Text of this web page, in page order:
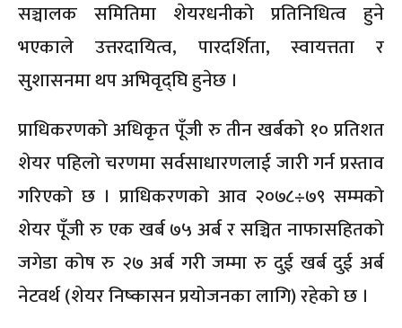
सञ्चालक समितिमा शेयरधनीको प्रतिनिधित्व हुने
भएकाले उत्तरदायित्व, पारदर्शिता, स्वायत्तता र
सुशासनमा थप अभिवृद्घि हुनेछ ।
प्राधिकरणको अधिकृत पूँजी रु तीन खर्बको १० प्रतिशत
शेयर पहिलो चरणमा सर्वसाधारणलाई जारी गर्न प्रस्ताव
गरिएको छ । प्राधिकरणको आव २०७८÷७९ सम्मको
शेयर पूँजी रु एक खर्ब ७५ अर्ब र सञ्चित नाफासहितको
जगेडा कोष रु २७ अर्ब गरी जम्मा रु दुई खर्ब दुई अर्ब
नेटवर्थ (शेयर निष्कासन प्रयोजनका लागि) रहेको छ ।